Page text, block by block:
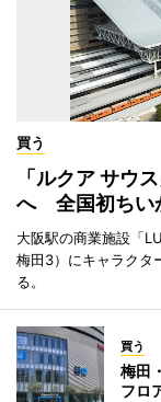
買う
「ルクア サウ
へ 全国初ちい
大阪駅の商業施設「
梅田3）にキャラクタ
る。
買う
梅田
フロ